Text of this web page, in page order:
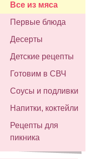
Все из мяса
Первые блюда
Десерты
Детские рецепты
Готовим в СВЧ
Соусы и подливки
Напитки, коктейли
Рецепты для
пикника